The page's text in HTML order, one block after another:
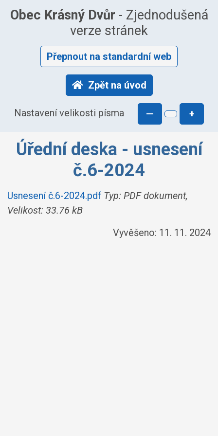
Obec Krásný Dvůr - Zjednodušená
verze stránek
Přepnout na standardní web
Zpět na úvod
Nastavení velikosti písma — +
Úřední deska - usnesení
č.6-2024
Usnesení č.6-2024.pdf Typ: PDF dokument,
Velikost: 33.76 kB
Vyvěšeno: 11. 11. 2024